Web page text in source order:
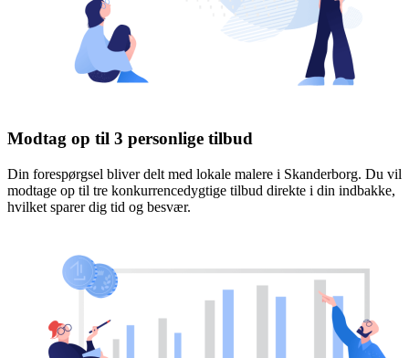
Modtag op til 3 personlige tilbud
Din forespørgsel bliver delt med lokale malere i Skanderborg. Du vil
modtage op til tre konkurrencedygtige tilbud direkte i din indbakke,
hvilket sparer dig tid og besvær.